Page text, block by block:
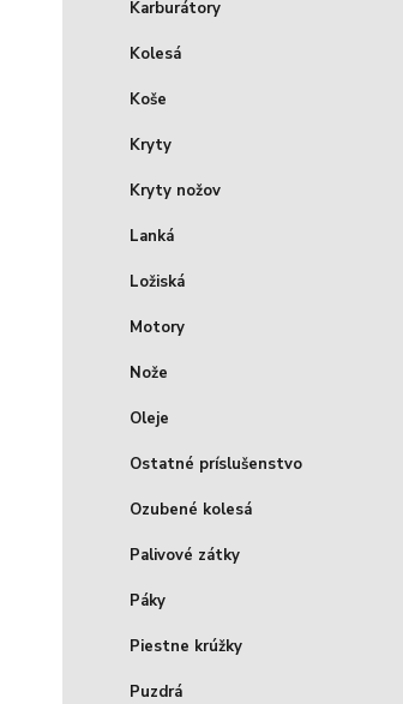
Karburátory
Kolesá
Koše
Kryty
Kryty nožov
Lanká
Ložiská
Motory
Nože
Oleje
Ostatné príslušenstvo
Ozubené kolesá
Palivové zátky
Páky
Piestne krúžky
Puzdrá